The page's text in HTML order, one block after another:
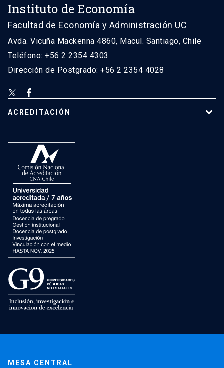
Instituto de Economía
Facultad de Economía y Administración UC
Avda. Vicuña Mackenna 4860, Macul. Santiago, Chile
Teléfono: +56 2 2354 4303
Dirección de Postgrado: +56 2 2354 4028
ACREDITACIÓN
MESA CENTRAL